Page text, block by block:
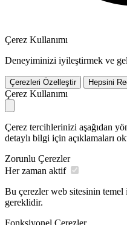
Çerez Kullanımı
Deneyiminizi iyileştirmek ve
Çerezleri Özelleştir Hepsini
Çerez Kullanımı
Çerez tercihlerinizi aşağıdan
detaylı bilgi için açıklamaları
Zorunlu Çerezler
Her zaman aktif
Bu çerezler web sitesinin
gereklidir.
Fonksiyonel Çerezler